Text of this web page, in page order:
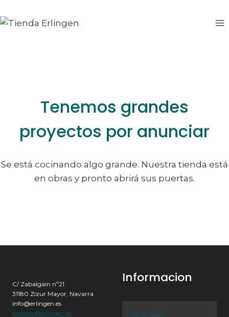
al
al
Tenemos grandes
proyectos por anunciar
Se está cocinando algo grande. Nuestra tienda está
en obras y pronto abrirá sus puertas.
C/ Zabalgain nº21
31180 Zizur Mayor, Navarra
info@erlingen.es
pedidos@erlingen.es
Informacion
Aviso Legal